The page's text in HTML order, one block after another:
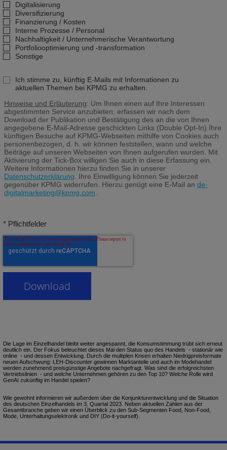
Digitalisierung
Diversifizierung
Finanzierung / Kosten
Interne Prozesse / Personal
Nachhaltigkeit / Unternehmerische Verantwortung
Portfoliooptimierung und -transformation
Sonstige
Hinweise und Erläuterung: Um Ihnen einen auf Ihre Interessen
abgestimmten Service anzubieten, erfassen wir nach dem
Download der Publikation und Bestätigung des an die von Ihnen
angegebene E-Mail-Adresse geschickten Links (Double Opt-In) Ihre
künftigen Besuche auf KPMG-Webseiten mithilfe von Cookies auch
personenbezogen, d. h. wir können feststellen, wann und welche
Beiträge auf unseren Webseiten von Ihnen aufgerufen wurden. Mit
Aktivierung der Tick-Box willigen Sie auch in diese Erfassung ein.
Weitere Informationen hierzu finden Sie in unserer
Datenschutzerklärung . Ihre Einwilligung können Sie jederzeit
gegenüber KPMG widerrufen. Hierzu genügt eine E-Mail an de-
digitalmarketing@kpmg.com
Ich stimme zu, künftig E-Mails mit Informationen zu
aktuellen Themen bei KPMG zu erhalten.
* Pflichtfelder
Die Lage im Einzelhandel bleibt weiter angespannt, die Konsumstimmung trübt sich erneut
deutlich ein. Der Fokus beleuchtet dieses Mal den Status quo des Handels - stationär wie
online - und dessen Entwicklung. Durch die multiplen Krisen erhalten Niedrigpreisformate
neuen Aufschwung: LEH-Discounter gewinnen Marktanteile und auch im Modehandel
werden zunehmend preisgünstige Angebote nachgefragt. Was sind die erfolgreichsten
Vertriebslinien - und welche Unternehmen gehören zu den Top 10? Welche Rolle wird
GenAI zukünftig im Handel spielen?
Wie gewohnt informieren wir außerdem über die Konjunkturentwicklung und die Situation
des deutschen Einzelhandels im 3. Quartal 2023. Neben aktuellen Zahlen aus der
Gesamtbranche geben wir einen Überblick zu den Sub-Segmenten Food, Non-Food,
Mode, Unterhaltungselektronik und DIY (Do-it-yourself).